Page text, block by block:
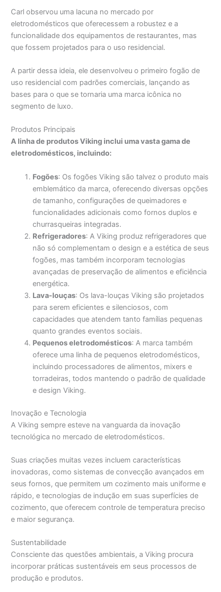
Carl observou uma lacuna no mercado por
eletrodomésticos que oferecessem a robustez e a
funcionalidade dos equipamentos de restaurantes, mas
que fossem projetados para o uso residencial.
A partir dessa ideia, ele desenvolveu o primeiro fogão de
uso residencial com padrões comerciais, lançando as
bases para o que se tornaria uma marca icônica no
segmento de luxo.
Produtos Principais
A linha de produtos Viking inclui uma vasta gama de
eletrodomésticos, incluindo:
Fogões: Os fogões Viking são talvez o produto mais
emblemático da marca, oferecendo diversas opções
de tamanho, configurações de queimadores e
funcionalidades adicionais como fornos duplos e
churrasqueiras integradas.
Refrigeradores: A Viking produz refrigeradores que
não só complementam o design e a estética de seus
fogões, mas também incorporam tecnologias
avançadas de preservação de alimentos e eficiência
energética.
Lava-louças: Os lava-louças Viking são projetados
para serem eficientes e silenciosos, com
capacidades que atendem tanto famílias pequenas
quanto grandes eventos sociais.
Pequenos eletrodomésticos: A marca também
oferece uma linha de pequenos eletrodomésticos,
incluindo processadores de alimentos, mixers e
torradeiras, todos mantendo o padrão de qualidade
e design Viking.
Inovação e Tecnologia
A Viking sempre esteve na vanguarda da inovação
tecnológica no mercado de eletrodomésticos.
Suas criações muitas vezes incluem características
inovadoras, como sistemas de convecção avançados em
seus fornos, que permitem um cozimento mais uniforme e
rápido, e tecnologias de indução em suas superfícies de
cozimento, que oferecem controle de temperatura preciso
e maior segurança.
Sustentabilidade
Consciente das questões ambientais, a Viking procura
incorporar práticas sustentáveis em seus processos de
produção e produtos.